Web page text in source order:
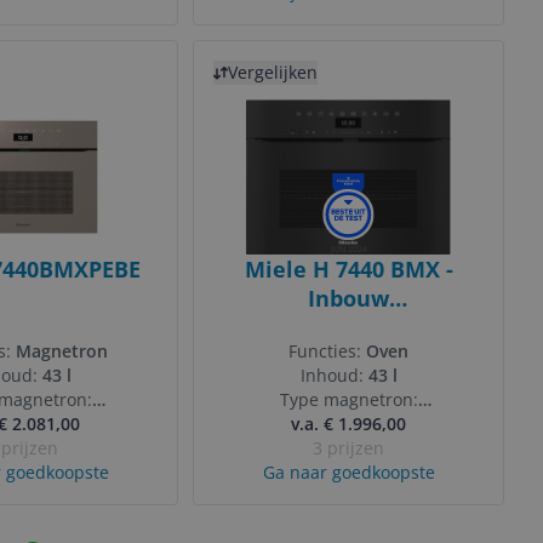
Magnetron
43 l
2.081,00
goedkoopste
Vergelijken
Miele H 7440 BMX -
Inbouw
Obsidiaan Zwart
Functies: Oven
Inhoud: 43 l
Type magnetron:
Combimagnetron
v.a. € 1.996,00
3 prijzen
Ga naar goedkoopste